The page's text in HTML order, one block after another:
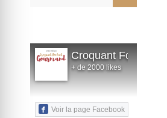
Croquant Fondant
+ de 2000 likes
Voir la page Facebook